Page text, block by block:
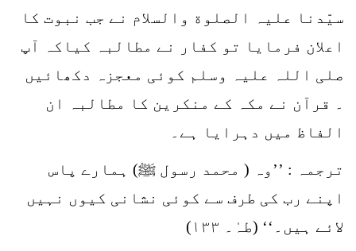
سیّدنا علیہ الصلوة والسلام نے جب نبوت کا
اعلان فرمایا تو کفار نے مطالبہ کیاکہ آپ
صلی اللہ علیہ وسلم کوئی معجزہ دکھائیں
۔ قرآن نے مکہ کے منکرین کا مطالبہ ان
الفاظ میں دہرایا ہے۔
ترجمہ : ’’وہ ( محمد رسول ﷺ) ہمارے پاس
اپنے رب کی طرف سے کوئی نشانی کیوں نہیں
لائے ہیں۔‘‘ (طہٰ۔ ۱۳۳)